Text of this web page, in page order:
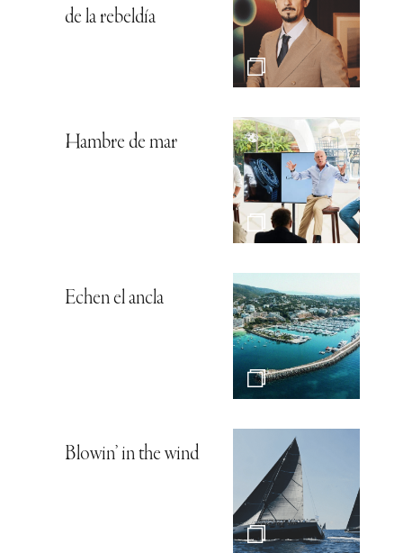
de la rebeldía
Hambre de mar
Echen el ancla
Blowin’ in the wind